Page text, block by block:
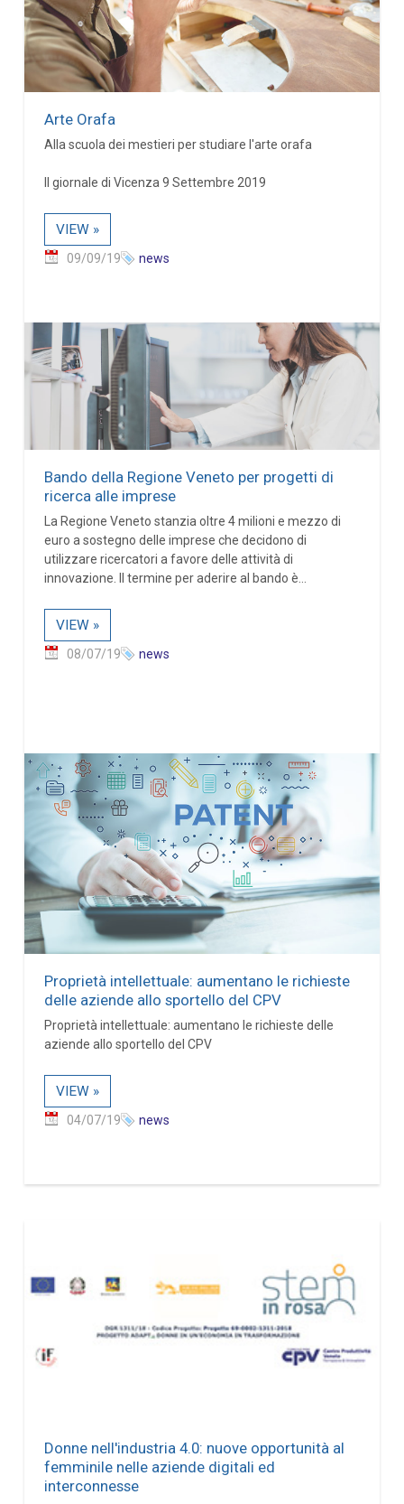
Arte Orafa
Alla scuola dei mestieri per studiare l'arte orafa
Il giornale di Vicenza 9 Settembre 2019
VIEW »
09/09/19 news
Bando della Regione Veneto per progetti di
ricerca alle imprese
La Regione Veneto stanzia oltre 4 milioni e mezzo di
euro a sostegno delle imprese che decidono di
utilizzare ricercatori a favore delle attività di
innovazione. Il termine per aderire al bando è...
VIEW »
08/07/19 news
Proprietà intellettuale: aumentano le richieste
delle aziende allo sportello del CPV
Proprietà intellettuale: aumentano le richieste delle
aziende allo sportello del CPV
VIEW »
04/07/19 news
Donne nell'industria 4.0: nuove opportunità al
femminile nelle aziende digitali ed
interconnesse